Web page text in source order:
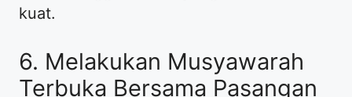
kuat.
6. Melakukan Musyawarah
Terbuka Bersama Pasangan